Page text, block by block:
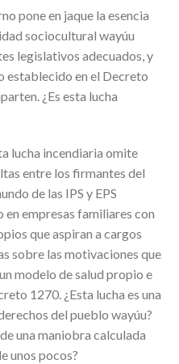
pone en jaque la esencia
sociocultural wayúu
legislativos adecuados, y
establecido en el Decreto
¿Es esta lucha
lucha incendiaria omite
entre los firmantes del
de las IPS y EPS
en empresas familiares con
que aspiran a cargos
sobre las motivaciones que
modelo de salud propio e
1270. ¿Esta lucha es una
del pueblo wayúu?
una maniobra calculada
unos pocos?